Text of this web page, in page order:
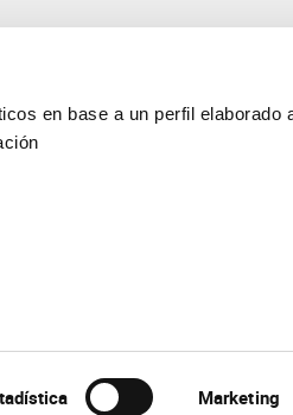
en base a un perfil elaborado
Marketing